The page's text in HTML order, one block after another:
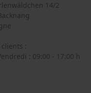
14/2
:
: 09:00 - 17:00 h
et de